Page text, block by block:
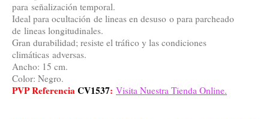
para señalización temporal.
Ideal para ocultación de lineas en desuso o para parcheado
de lineas longitudinales.
Gran durabilidad; resiste el tráfico y las condiciones
climáticas adversas.
Ancho: 15 cm.
Color: Negro.
PVP ReferenciaCV1537: Visita Nuestra Tienda Online.